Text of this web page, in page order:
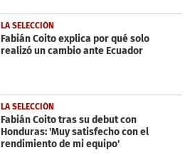
LA SELECCIÓN
Fabián Coito explica por qué solo
realizó un cambio ante Ecuador
LA SELECCIÓN
Fabián Coito tras su debut con
Honduras: 'Muy satisfecho con el
rendimiento de mi equipo'